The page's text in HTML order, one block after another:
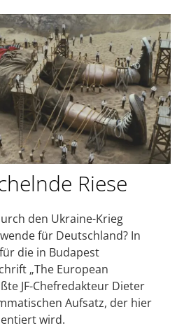
Riese
den Ukraine-Krieg
für Deutschland? In
die in Budapest
„The European
JF-Chefredakteur Dieter
Aufsatz, der hier
wird.